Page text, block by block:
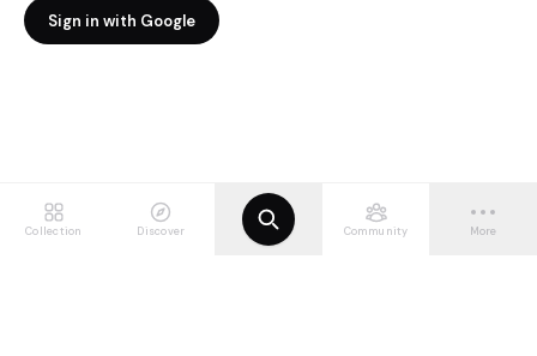
Sign in with Google
Collection Discover Community More